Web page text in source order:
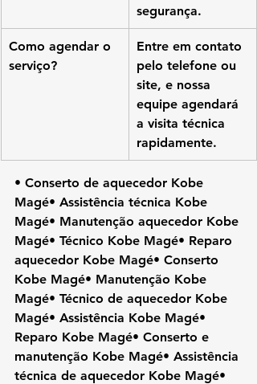
segurança.
Como agendar o
serviço?
Entre em contato
pelo telefone ou
site, e nossa
equipe agendará
a visita técnica
rapidamente.
• Conserto de aquecedor Kobe
Magé• Assistência técnica Kobe
Magé• Manutenção aquecedor Kobe
Magé• Técnico Kobe Magé• Reparo
aquecedor Kobe Magé• Conserto
Kobe Magé• Manutenção Kobe
Magé• Técnico de aquecedor Kobe
Magé• Assistência Kobe Magé•
Reparo Kobe Magé• Conserto e
manutenção Kobe Magé• Assistência
técnica de aquecedor Kobe Magé•